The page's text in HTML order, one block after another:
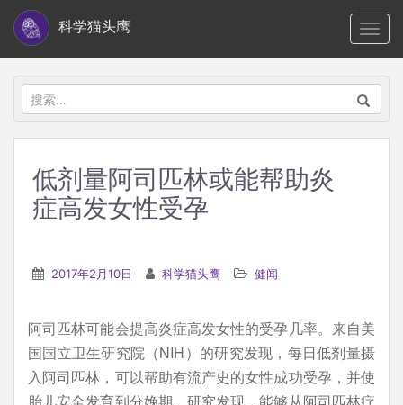
i
科学猫头鹰
搜
索：
低剂量阿司匹林或能帮助炎
症高发女性受孕
2017年2月10日 科学猫头鹰 健闻
阿司匹林可能会提高炎症高发女性的受孕几率。来自美
国国立卫生研究院（NIH）的研究发现，每日低剂量摄
入阿司匹林，可以帮助有流产史的女性成功受孕，并使